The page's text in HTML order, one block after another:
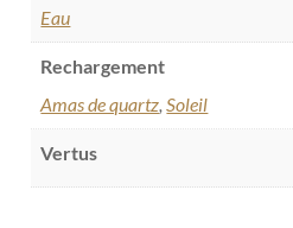
Eau
Rechargement
Amas de quartz,Soleil
Vertus